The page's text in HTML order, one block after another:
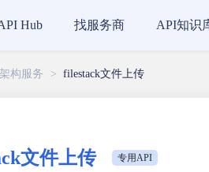
Hub 找服务商 API知识
构服务 > filestack文件上传
文件上传 专用API